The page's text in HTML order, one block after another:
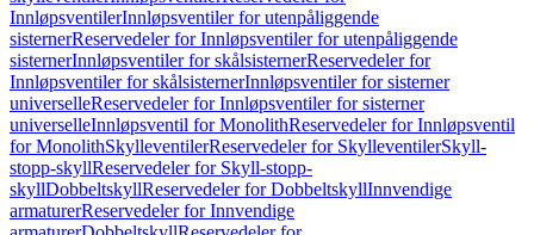
InnløpsventilerInnløpsventiler for utenpåliggende
sisternerReservedeler for Innløpsventiler for utenpåliggende
sisternerInnløpsventiler for skålsisternerReservedeler for
Innløpsventiler for skålsisternerInnløpsventiler for sisterner
universelleReservedeler for Innløpsventiler for sisterner
universelleInnløpsventil for MonolithReservedeler for Innløpsventil
for MonolithSkylleventilerReservedeler for SkylleventilerSkyll-
stopp-skyllReservedeler for Skyll-stopp-
skyllDobbeltskyllReservedeler for DobbeltskyllInnvendige
armaturerReservedeler for Innvendige